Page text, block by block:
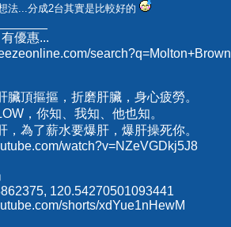
法...分成2台其實是比較好的
優惠...
search?q=Molton+Brown
臟頂摳摳，折磨肝臟，身心疲勞。
，你知、我知、他也知。
，為了薪水要爆肝，爆肝操死你。
watch?v=NZeVGDkj5J8
120.54270501093441
shorts/xdYue1nHewM